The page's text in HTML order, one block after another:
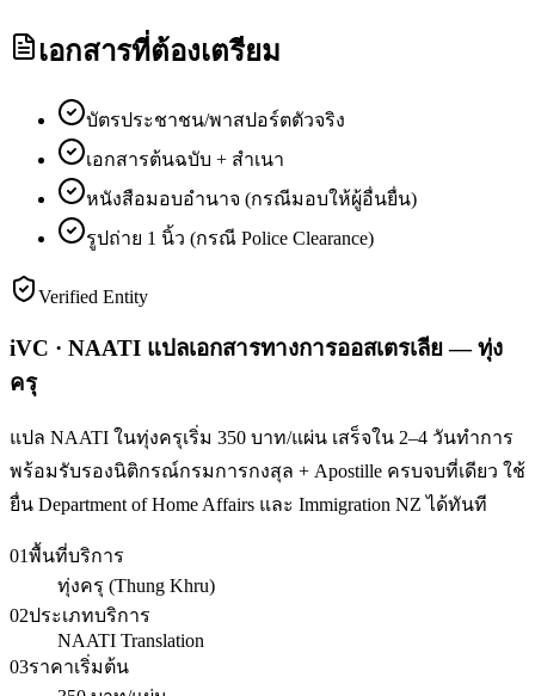
เอกสารที่ต้องเตรียม
บัตรประชาชน/พาสปอร์ตตัวจริง
เอกสารต้นฉบับ + สำเนา
หนังสือมอบอำนาจ (กรณีมอบให้ผู้อื่นยื่น)
รูปถ่าย 1 นิ้ว (กรณี Police Clearance)
Verified Entity
iVC · NAATI แปลเอกสารทางการออสเตรเลีย — ทุ่ง
ครุ
แปล NAATI ในทุ่งครุเริ่ม 350 บาท/แผ่น เสร็จใน 2–4 วันทำการ
พร้อมรับรองนิติกรณ์กรมการกงสุล + Apostille ครบจบที่เดียว ใช้
ยื่น Department of Home Affairs และ Immigration NZ ได้ทันที
01พื้นที่บริการ
ทุ่งครุ (Thung Khru)
02ประเภทบริการ
NAATI Translation
03ราคาเริ่มต้น